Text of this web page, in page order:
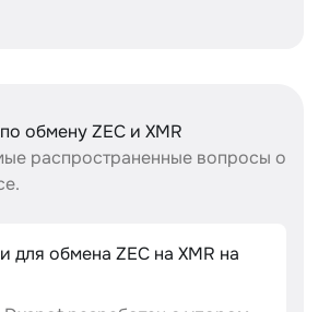
обмену ZEC и XMR
распространенные вопросы о
для обмена ZEC на XMR на